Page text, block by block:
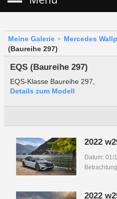
Meine Galerie Mercedes
(Baureihe 297)
EQS (Baureihe 297)
EQS-Klasse Baureihe 297,
Details zum Modell
2022
Datum: 01/
2022